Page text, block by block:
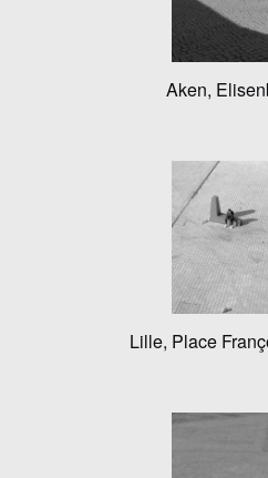
Aken,
Lille, Place